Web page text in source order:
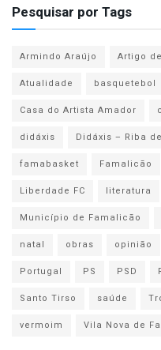
Pesquisar por Tags
Armindo Araújo Artigo
Atualidade
basquetebol
Casa do Artista Amador
didáxis
Didáxis – Riba
famabasket
Famalicão
Liberdade FC
literatura
Município de Famalicão
natal
obras opinião
Portugal
PS PSD
Santo Tirso
saúde
vermoim
Vila Nova de